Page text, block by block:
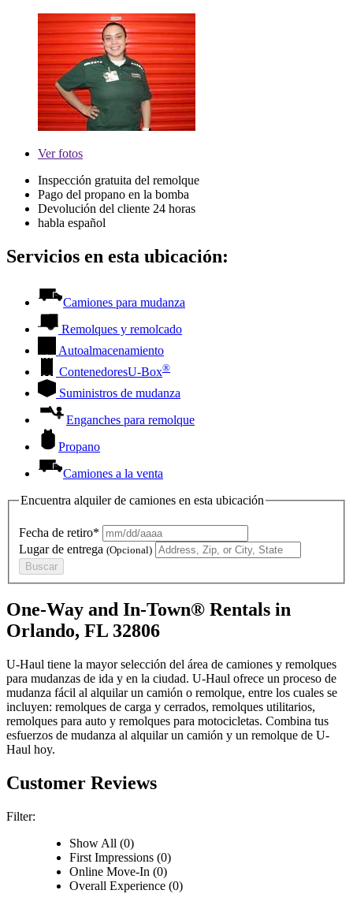
Verfotos
Inspección gratuita del remolque
Pago del propano en la bomba
Devolución del cliente 24 horas
habla español
Servicios en esta ubicación:
Camiones para mudanza
Remolques y remolcado
Autoalmacenamiento
ContenedoresU-Box®
Suministros de mudanza
Enganches para remolque
Propano
Camiones a la venta
Encuentra alquiler de camiones en esta ubicación
Fecha de retiro*
Lugar de entrega (Opcional)
Buscar
One-Way and In-Town® Rentals in
Orlando, FL 32806
U-Haul tiene la mayor selección del área de camiones y remolques
para mudanzas de ida y en la ciudad. U-Haul ofrece un proceso de
mudanza fácil al alquilar un camión o remolque, entre los cuales se
incluyen: remolques de carga y cerrados, remolques utilitarios,
remolques para auto y remolques para motocicletas. Combina tus
esfuerzos de mudanza al alquilar un camión y un remolque de U-
Haul hoy.
Customer Reviews
Filter:
Show All (0)
First Impressions (0)
Online Move-In (0)
Overall Experience (0)